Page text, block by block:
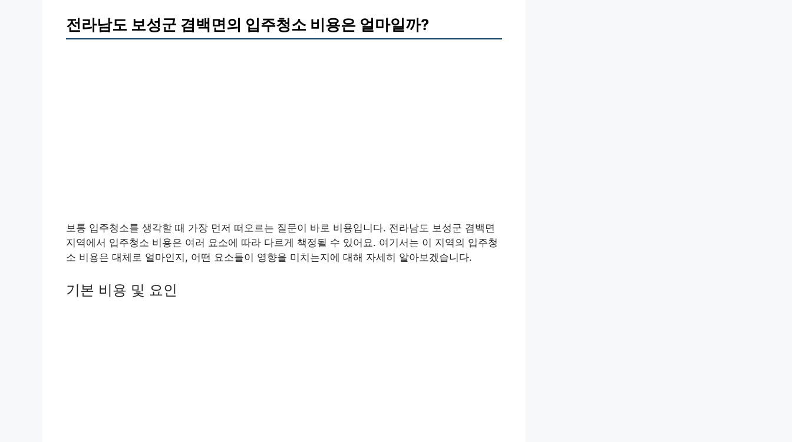
전라남도 보성군 겸백면의 입주청소 비용은 얼마일까?
보통 입주청소를 생각할 때 가장 먼저 떠오르는 질문이 바로 비용입니다. 전라남도 보성군 겸백면
지역에서 입주청소 비용은 여러 요소에 따라 다르게 책정될 수 있어요. 여기서는 이 지역의 입주청
소 비용은 대체로 얼마인지, 어떤 요소들이 영향을 미치는지에 대해 자세히 알아보겠습니다.
기본 비용 및 요인